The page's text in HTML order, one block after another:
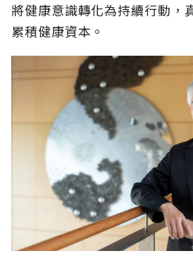
將健康意識轉化為持續行動，
累積健康資本。